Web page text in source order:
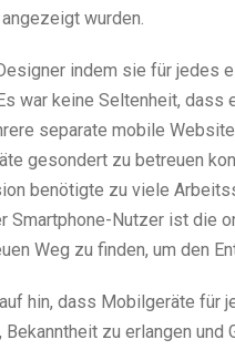
wurden.
indem sie für jedes
war keine Seltenheit, dass
separate mobile
gesondert zu betreuen
benötigte zu viele
Smartphone-Nutzer ist die
Weg zu finden, um den
hin, dass Mobilgeräte für
zu erlangen und